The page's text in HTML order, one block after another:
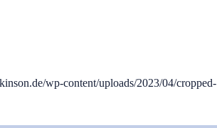
wp-content/uploads/2023/04/cropped-